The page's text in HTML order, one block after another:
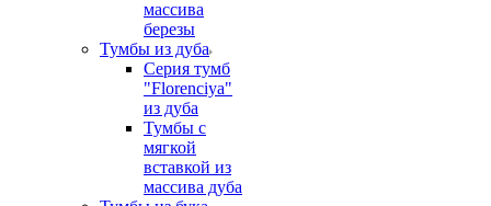
массива
березы
Тумбы из дуба
Серия тумб
"Florenciya"
из дуба
Тумбы с
мягкой
вставкой из
массива дуба